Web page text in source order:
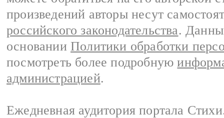
произведений авторы несут
российского законодательства.
основании Политики обработки
посмотреть более подробную
администрацией.
Ежедневная аудитория портала